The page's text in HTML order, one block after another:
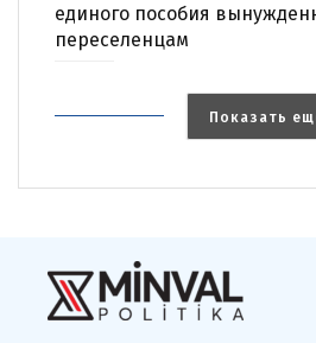
единого пособия
переселенцам
Показать